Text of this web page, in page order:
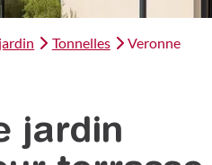
Tonnelles Veronne
jardin